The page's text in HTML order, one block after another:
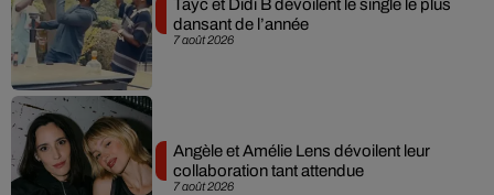
7 août 2026
Tayc et Didi B dévoilent le single le plus
dansant de l’année
7 août 2026
Angèle et Amélie Lens dévoilent leur
collaboration tant attendue